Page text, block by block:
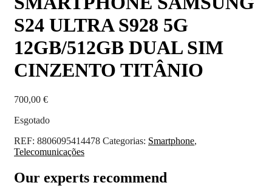
S24 ULTRA S928 5G
12GB/512GB DUAL SIM
CINZENTO TITÂNIO
700,00 €
Esgotado
REF: 8806095414478 Categorias: Smartphone,
Telecomunicações
Our experts recommend